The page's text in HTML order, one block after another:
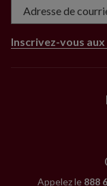
Inscrivez-vous
Appelez le 888